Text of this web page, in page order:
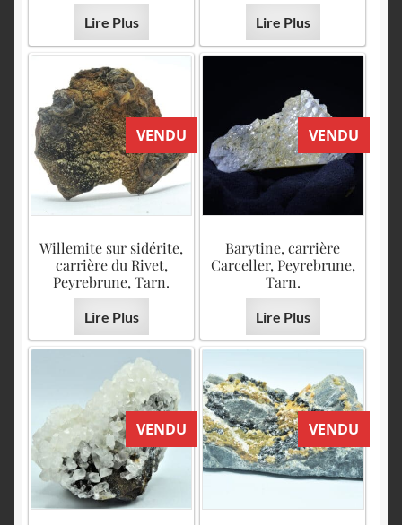
Lire Plus Lire Plus
VENDU
Willemite sur sidérite,
carrière du Rivet,
Peyrebrune, Tarn.
Lire Plus
VENDU
Barytine, carrière
Carceller, Peyrebrune,
Tarn.
Lire Plus
VENDU VENDU